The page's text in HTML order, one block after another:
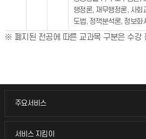
행정론, 재무행정론, 사회
도법, 정책분석론, 정보화
※ 폐지된 전공에 따른 교과목 구분은 수강
주요서비스
주요서비스
교무회의방송
서비스 지킴이
서비스 지킴이